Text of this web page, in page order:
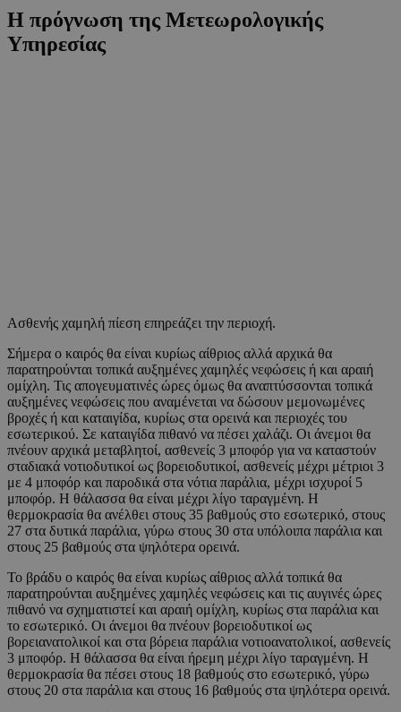
Η πρόγνωση της Μετεωρολογικής
Υπηρεσίας
Ασθενής χαμηλή πίεση επηρεάζει την περιοχή.
Σήμερα ο καιρός θα είναι κυρίως αίθριος αλλά αρχικά θα
παρατηρούνται τοπικά αυξημένες χαμηλές νεφώσεις ή και αραιή
ομίχλη. Τις απογευματινές ώρες όμως θα αναπτύσσονται τοπικά
αυξημένες νεφώσεις που αναμένεται να δώσουν μεμονωμένες
βροχές ή και καταιγίδα, κυρίως στα ορεινά και περιοχές του
εσωτερικού. Σε καταιγίδα πιθανό να πέσει χαλάζι. Οι άνεμοι θα
πνέουν αρχικά μεταβλητοί, ασθενείς 3 μποφόρ για να καταστούν
σταδιακά νοτιοδυτικοί ως βορειοδυτικοί, ασθενείς μέχρι μέτριοι 3
με 4 μποφόρ και παροδικά στα νότια παράλια, μέχρι ισχυροί 5
μποφόρ. Η θάλασσα θα είναι μέχρι λίγο ταραγμένη. Η
θερμοκρασία θα ανέλθει στους 35 βαθμούς στο εσωτερικό, στους
27 στα δυτικά παράλια, γύρω στους 30 στα υπόλοιπα παράλια και
στους 25 βαθμούς στα ψηλότερα ορεινά.
Το βράδυ ο καιρός θα είναι κυρίως αίθριος αλλά τοπικά θα
παρατηρούνται αυξημένες χαμηλές νεφώσεις και τις αυγινές ώρες
πιθανό να σχηματιστεί και αραιή ομίχλη, κυρίως στα παράλια και
το εσωτερικό. Οι άνεμοι θα πνέουν βορειοδυτικοί ως
βορειανατολικοί και στα βόρεια παράλια νοτιοανατολικοί, ασθενείς
3 μποφόρ. Η θάλασσα θα είναι ήρεμη μέχρι λίγο ταραγμένη. Η
θερμοκρασία θα πέσει στους 18 βαθμούς στο εσωτερικό, γύρω
στους 20 στα παράλια και στους 16 βαθμούς στα ψηλότερα ορεινά.